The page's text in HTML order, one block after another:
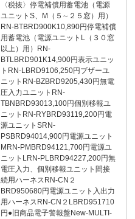
〈税抜〉停電補償用蓄電池（電源
ユニットS、M（５∼２５窓）用）
RN-BTBRD900K10,890円停電補償
用蓄電池（電源ユニットL（３０窓
以上）用）RN-
BTLBRD901K14,900円表示ユニッ
トRN-LBRD9106,250円ブザーユ
ニットRN-BZBRD9205,430円無電
圧入力ユニットRN-
TBNBRD93013,100円個別移報ユ
ニットRN-RYBRD93119,200円電
源ユニットSRN-
PSBRD94014,900円電源ユニット
MRN-PMBRD94121,700円電源ユ
ニットLRN-PLBRD94227,200円無
電圧入力、個別移報ユニット間接
続用ハーネスRN-CN２
BRD950680円電源ユニット入出力
用ハーネスRN-CN２LBRD951710
円●旧商品電子警報盤New-MULTI-